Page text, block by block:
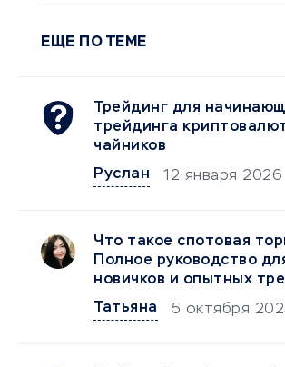
ЕЩЕ ПО ТЕМЕ
Трейдинг для
трейдинга
чайников
Руслан
12 января 2026
Что такое спотовая
Полное руководство
новичков и опытных
Татьяна
5 октября